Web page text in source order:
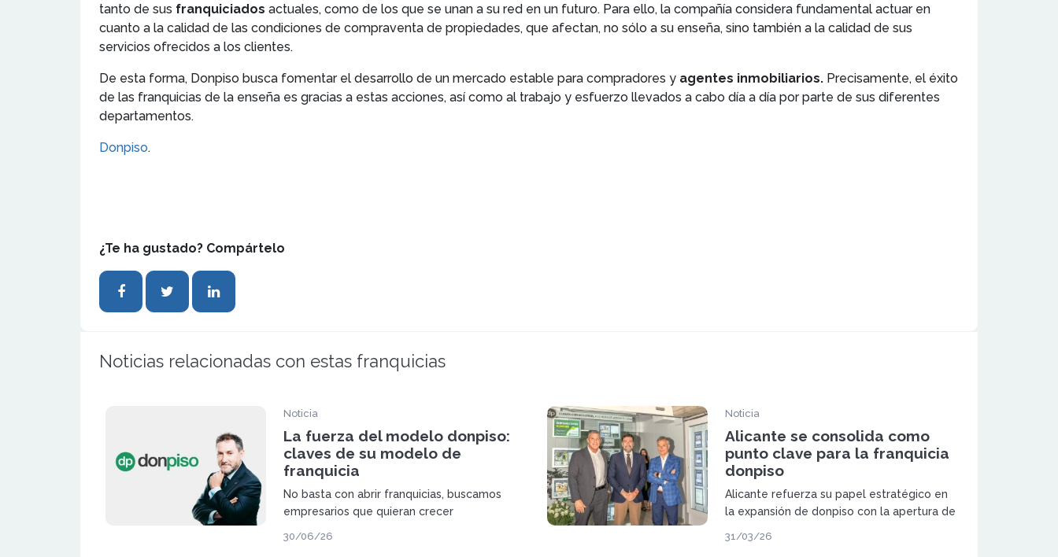
tanto de sus franquiciados actuales, como de los que se unan a su red en un futuro. Para ello, la compañía considera fundamental actuar en
cuanto a la calidad de las condiciones de compraventa de propiedades, que afectan, no sólo a su enseña, sino también a la calidad de sus
servicios ofrecidos a los clientes.
De esta forma, Donpiso busca fomentar el desarrollo de un mercado estable para compradores y agentes inmobiliarios. Precisamente, el éxito
de las franquicias de la enseña es gracias a estas acciones, así como al trabajo y esfuerzo llevados a cabo día a día por parte de sus diferentes
departamentos.
Donpiso.
¿Te ha gustado? Compártelo
Noticias relacionadas con estas franquicias
Noticia
La fuerza del modelo donpiso:
claves de su modelo de
franquicia
No basta con abrir franquicias, buscamos
empresarios que quieran crecer
30/06/26
Noticia
Alicante se consolida como
punto clave para la franquicia
donpiso
Alicante refuerza su papel estratégico en
la expansión de donpiso con la apertura de
31/03/26